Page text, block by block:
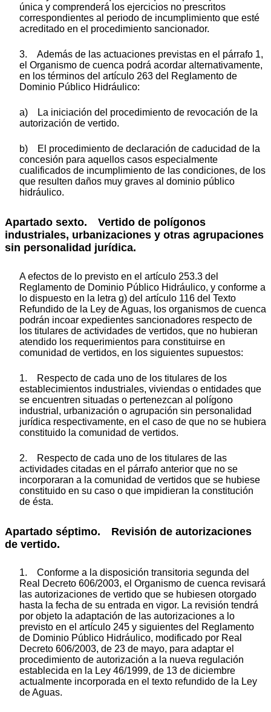
única y comprenderá los ejercicios no prescritos
correspondientes al periodo de incumplimiento que esté
acreditado en el procedimiento sancionador.
3. Además de las actuaciones previstas en el párrafo 1,
el Organismo de cuenca podrá acordar alternativamente,
en los términos del artículo 263 del Reglamento de
Dominio Público Hidráulico:
a) La iniciación del procedimiento de revocación de la
autorización de vertido.
b) El procedimiento de declaración de caducidad de la
concesión para aquellos casos especialmente
cualificados de incumplimiento de las condiciones, de los
que resulten daños muy graves al dominio público
hidráulico.
Apartado sexto. Vertido de polígonos
industriales, urbanizaciones y otras agrupaciones
sin personalidad jurídica.
A efectos de lo previsto en el artículo 253.3 del
Reglamento de Dominio Público Hidráulico, y conforme a
lo dispuesto en la letra g) del artículo 116 del Texto
Refundido de la Ley de Aguas, los organismos de cuenca
podrán incoar expedientes sancionadores respecto de
los titulares de actividades de vertidos, que no hubieran
atendido los requerimientos para constituirse en
comunidad de vertidos, en los siguientes supuestos:
1. Respecto de cada uno de los titulares de los
establecimientos industriales, viviendas o entidades que
se encuentren situadas o pertenezcan al polígono
industrial, urbanización o agrupación sin personalidad
jurídica respectivamente, en el caso de que no se hubiera
constituido la comunidad de vertidos.
2. Respecto de cada uno de los titulares de las
actividades citadas en el párrafo anterior que no se
incorporaran a la comunidad de vertidos que se hubiese
constituido en su caso o que impidieran la constitución
de ésta.
Apartado séptimo. Revisión de autorizaciones
de vertido.
1. Conforme a la disposición transitoria segunda del
Real Decreto 606/2003, el Organismo de cuenca revisará
las autorizaciones de vertido que se hubiesen otorgado
hasta la fecha de su entrada en vigor. La revisión tendrá
por objeto la adaptación de las autorizaciones a lo
previsto en el artículo 245 y siguientes del Reglamento
de Dominio Público Hidráulico, modificado por Real
Decreto 606/2003, de 23 de mayo, para adaptar el
procedimiento de autorización a la nueva regulación
establecida en la Ley 46/1999, de 13 de diciembre
actualmente incorporada en el texto refundido de la Ley
de Aguas.